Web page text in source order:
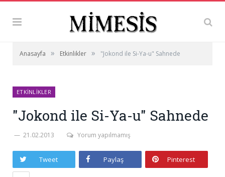
Anasayfa » Etkinlikler » "Jokond ile Si-Ya-u" Sahnede
ETKINLIKLER
"Jokond ile Si-Ya-u" Sahnede
21.02.2013 Yorum yapılmamış
Tweet Paylaş Pinterest